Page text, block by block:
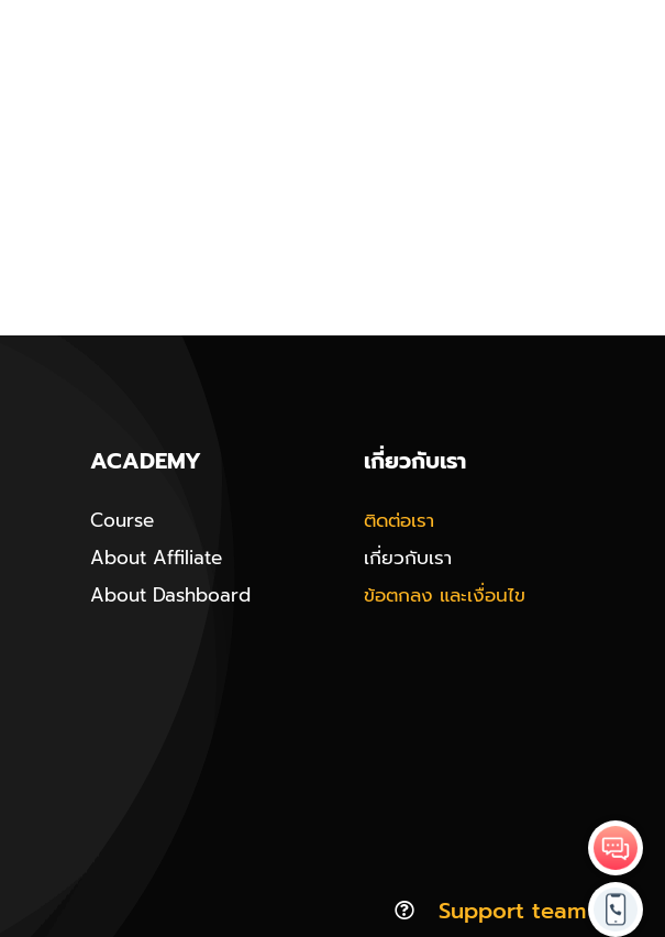
ACADEMY
Course
About Affiliate
About Dashboard
เกี่ยวกับเรา
ติดต่อเรา
เกี่ยวกับเรา
ข้อตกลง และเงื่อนไข
Support team